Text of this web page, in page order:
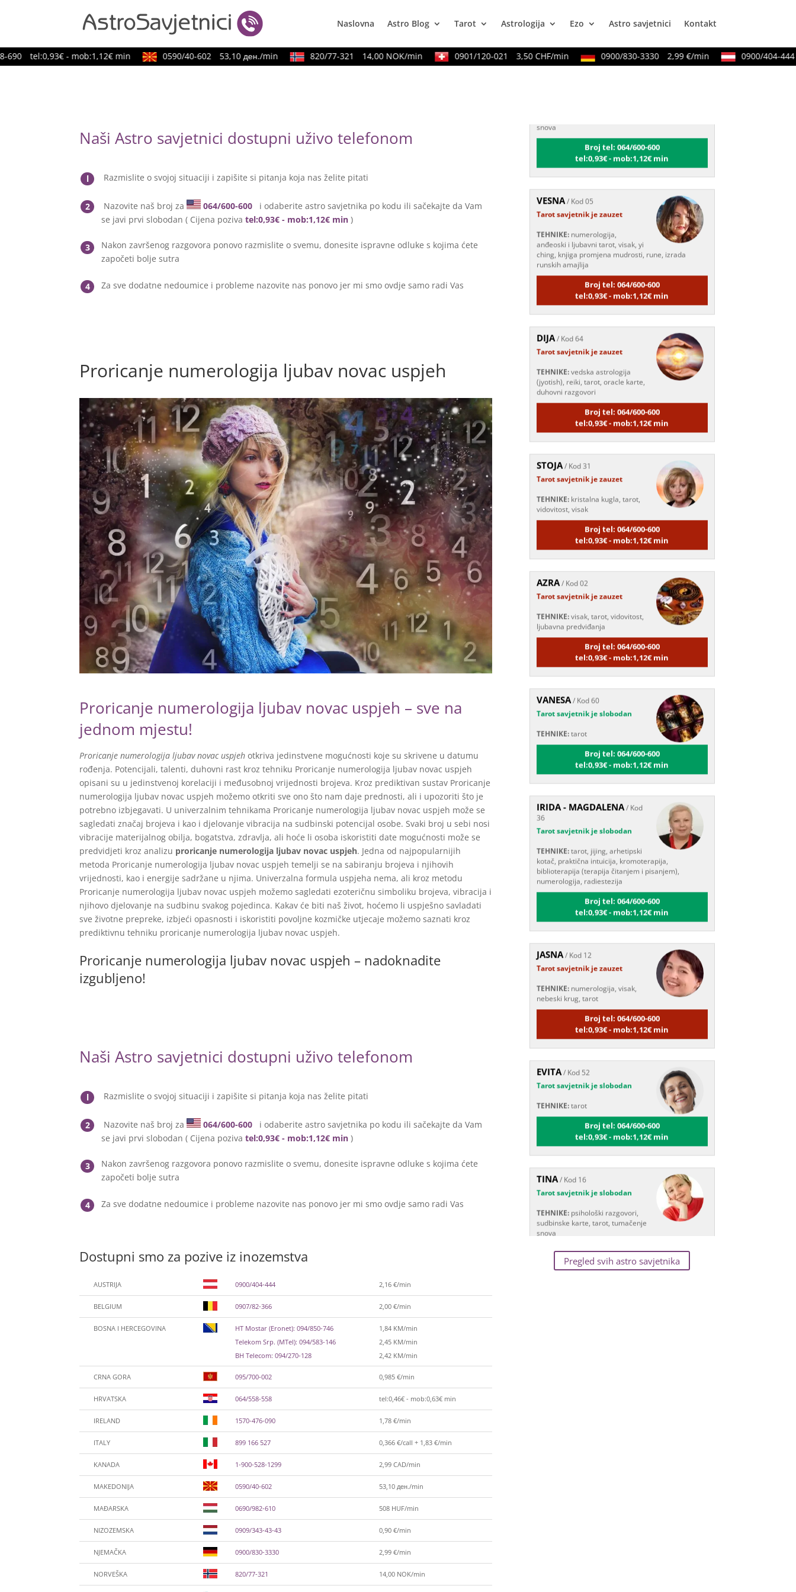
Naslovna Astro Blog Tarot Astrologija Ezo Astro savjetnici Kontakt
tel:0,93€ - mob:1,12€ min 0590/40-602 53,10 ден./min 820/77-321 14,00 NOK/min 0901/120-021 3,50 CHF/min 0900/830-3330 2,99 €/min 0900/404-444
Naši Astro savjetnici dostupni uživo telefonom
l Razmislite o svojoj situaciji i zapišite si pitanja koja nas želite pitati
2 Nazovite naš broj za 064/600-600
i odaberite astro savjetnika po kodu ili sačekajte da Vam
se javi prvi slobodan ( Cijena pozivatel:0,93€ - mob:1,12€ min)
3
Nakon završenog razgovora ponovo razmislite o svemu, donesite ispravne odluke s kojima ćete
započeti bolje sutra
4 Za sve dodatne nedoumice i probleme nazovite nas ponovo jer mi smo ovdje samo radi Vas
Proricanje numerologija ljubav novac uspjeh
Proricanje numerologija ljubav novac uspjeh – sve na
jednom mjestu!
Proricanje numerologija ljubav novac uspjeh otkriva jedinstvene mogućnosti koje su skrivene u datumu
rođenja. Potencijali, talenti, duhovni rast kroz tehniku Proricanje numerologija ljubav novac uspjeh
opisani su u jedinstvenoj korelaciji i međusobnoj vrijednosti brojeva. Kroz prediktivan sustav Proricanje
numerologija ljubav novac uspjeh možemo otkriti sve ono što nam daje prednosti, ali i upozoriti što je
potrebno izbjegavati. U univerzalnim tehnikama Proricanje numerologija ljubav novac uspjeh može se
sagledati značaj brojeva i kao i djelovanje vibracija na sudbinski potencijal osobe. Svaki broj u sebi nosi
vibracije materijalnog obilja, bogatstva, zdravlja, ali hoće li osoba iskoristiti date mogućnosti može se
predvidjeti kroz analizu proricanje numerologija ljubav novac uspjeh. Jedna od najpopularnijih
metoda Proricanje numerologija ljubav novac uspjeh temelji se na sabiranju brojeva i njihovih
vrijednosti, kao i energije sadržane u njima. Univerzalna formula uspjeha nema, ali kroz metodu
Proricanje numerologija ljubav novac uspjeh možemo sagledati ezoteričnu simboliku brojeva, vibracija i
njihovo djelovanje na sudbinu svakog pojedinca. Kakav će biti naš život, hoćemo li uspješno savladati
sve životne prepreke, izbjeći opasnosti i iskoristiti povoljne kozmičke utjecaje možemo saznati kroz
prediktivnu tehniku proricanje numerologija ljubav novac uspjeh.
Proricanje numerologija ljubav novac uspjeh – nadoknadite
izgubljeno!
Naši Astro savjetnici dostupni uživo telefonom
l Razmislite o svojoj situaciji i zapišite si pitanja koja nas želite pitati
2 Nazovite naš broj za 064/600-600
i odaberite astro savjetnika po kodu ili sačekajte da Vam
se javi prvi slobodan ( Cijena pozivatel:0,93€ - mob:1,12€ min)
3
Nakon završenog razgovora ponovo razmislite o svemu, donesite ispravne odluke s kojima ćete
započeti bolje sutra
4 Za sve dodatne nedoumice i probleme nazovite nas ponovo jer mi smo ovdje samo radi Vas
Dostupni smo za pozive iz inozemstva
AUSTRIJA 0900/404-444 2,16 €/min
BELGIUM 0907/82-366 2,00 €/min
BOSNA I HERCEGOVINA HT Mostar (Eronet): 094/850-746
1,84 KM/min
Telekom Srp. (MTel): 094/583-146
2,45 KM/min
BH Telecom: 094/270-128
2,42 KM/min
CRNA GORA 095/700-002 0,985 €/min
HRVATSKA 064/558-558 tel:0,46€ - mob:0,63€ min
IRELAND 1570-476-090 1,78 €/min
ITALY 899 166 527 0,366 €/call + 1,83 €/min
KANADA 1-900-528-1299 2,99 CAD/min
MAKEDONIJA 0590/40-602 53,10 ден./min
MAĐARSKA 0690/982-610 508 HUF/min
NIZOZEMSKA 0909/343-43-43 0,90 €/min
NJEMAČKA 0900/830-3330 2,99 €/min
NORVEŠKA 820/77-321 14,00 NOK/min
TINA/ Kod 16
tel:0,93€ - mob:1,12€ min
/ Kod 05
Tarot savjetnik je zauzet
TEHNIKE:numerologija,
anđeoski i ljubavni tarot, visak, yi
ching, knjiga promjena mudrosti, rune, izrada
runskih amajlija
Broj tel: 064/600-600
tel:0,93€ - mob:1,12€ min
/ Kod 64
Tarot savjetnik je zauzet
TEHNIKE:vedska astrologija
(jyotish), reiki, tarot, oracle karte,
duhovni razgovori
Broj tel: 064/600-600
tel:0,93€ - mob:1,12€ min
/ Kod 31
Tarot savjetnik je zauzet
TEHNIKE:kristalna kugla, tarot,
vidovitost, visak
Broj tel: 064/600-600
tel:0,93€ - mob:1,12€ min
/ Kod 02
Tarot savjetnik je zauzet
TEHNIKE:visak, tarot, vidovitost,
ljubavna predviđanja
Broj tel: 064/600-600
tel:0,93€ - mob:1,12€ min
/ Kod 60
Tarot savjetnik je slobodan
TEHNIKE:tarot
Broj tel: 064/600-600
tel:0,93€ - mob:1,12€ min
/ Kod
36
Tarot savjetnik je slobodan
TEHNIKE:tarot, jijing, arhetipski
kotač, praktična intuicija, kromoterapija,
biblioterapija (terapija čitanjem i pisanjem),
numerologija, radiestezija
Broj tel: 064/600-600
tel:0,93€ - mob:1,12€ min
/ Kod 12
Tarot savjetnik je zauzet
TEHNIKE:numerologija, visak,
nebeski krug, tarot
Broj tel: 064/600-600
tel:0,93€ - mob:1,12€ min
/ Kod 52
Tarot savjetnik je slobodan
TEHNIKE:tarot
Broj tel: 064/600-600
tel:0,93€ - mob:1,12€ min
/ Kod 16
Tarot savjetnik je slobodan
TEHNIKE:psihološki razgovori,
sudbinske karte, tarot, tumačenje
snova
tel:0,93€ - mob:1,12€ min
Pregled svih astro savjetnika